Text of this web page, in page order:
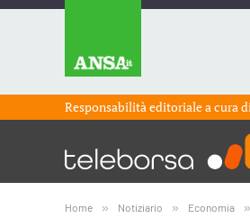
Responsabilità editoriale a cura
Home » Notiziario » Economia »